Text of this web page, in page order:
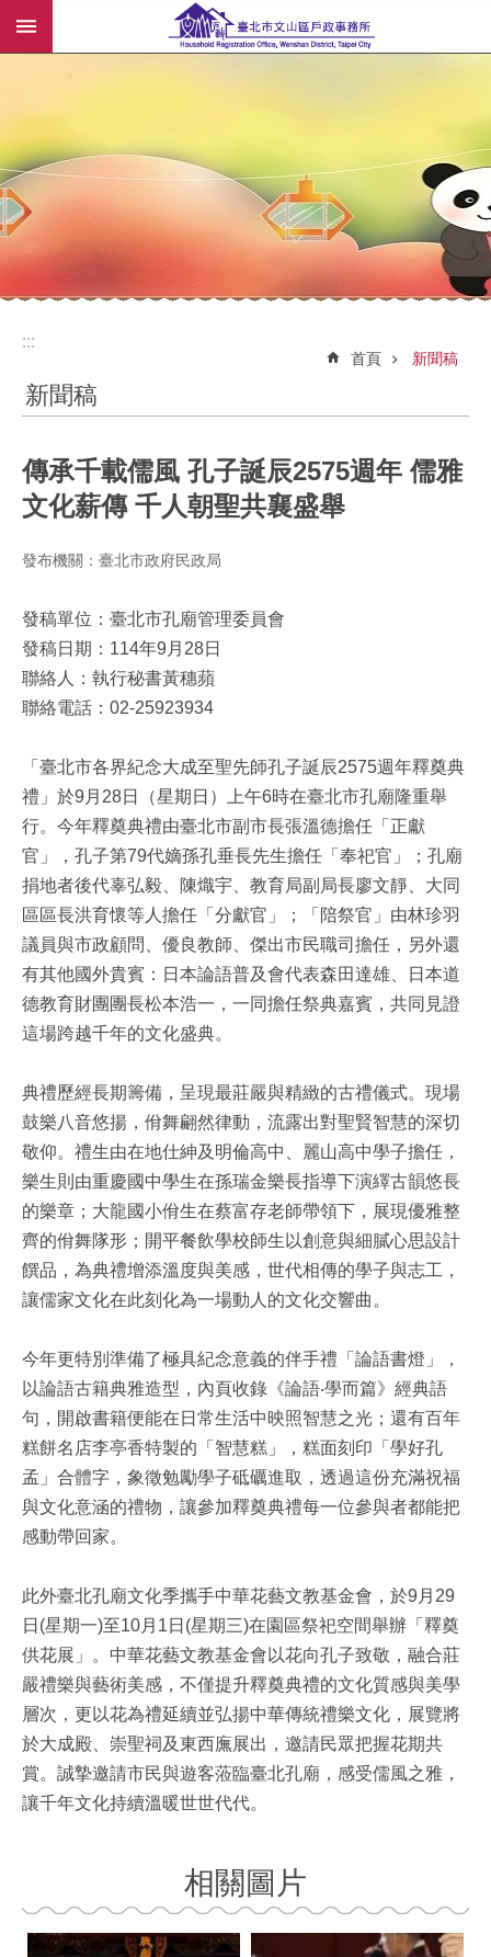
跳到主要內容區塊
:::
:::
首頁 新聞稿
新聞稿
傳承千載儒風 孔子誕辰2575週年 儒雅
文化薪傳 千人朝聖共襄盛舉
發布機關：臺北市政府民政局
發稿單位：臺北市孔廟管理委員會
發稿日期：114年9月28日
聯絡人：執行秘書黃穗蘋
聯絡電話：02-25923934
「臺北市各界紀念大成至聖先師孔子誕辰2575週年釋奠典
禮」於9月28日（星期日）上午6時在臺北市孔廟隆重舉
行。今年釋奠典禮由臺北市副市長張溫德擔任「正獻
官」，孔子第79代嫡孫孔垂長先生擔任「奉祀官」；孔廟
捐地者後代辜弘毅、陳熾宇、教育局副局長廖文靜、大同
區區長洪育懷等人擔任「分獻官」；「陪祭官」由林珍羽
議員與市政顧問、優良教師、傑出市民職司擔任，另外還
有其他國外貴賓：日本論語普及會代表森田達雄、日本道
德教育財團團長松本浩一，一同擔任祭典嘉賓，共同見證
這場跨越千年的文化盛典。
典禮歷經長期籌備，呈現最莊嚴與精緻的古禮儀式。現場
鼓樂八音悠揚，佾舞翩然律動，流露出對聖賢智慧的深切
敬仰。禮生由在地仕紳及明倫高中、麗山高中學子擔任，
樂生則由重慶國中學生在孫瑞金樂長指導下演繹古韻悠長
的樂章；大龍國小佾生在蔡富存老師帶領下，展現優雅整
齊的佾舞隊形；開平餐飲學校師生以創意與細膩心思設計
饌品，為典禮增添溫度與美感，世代相傳的學子與志工，
讓儒家文化在此刻化為一場動人的文化交響曲。
今年更特別準備了極具紀念意義的伴手禮「論語書燈」，
以論語古籍典雅造型，內頁收錄《論語‧學而篇》經典語
句，開啟書籍便能在日常生活中映照智慧之光；還有百年
糕餅名店李亭香特製的「智慧糕」，糕面刻印「學好孔
孟」合體字，象徵勉勵學子砥礪進取，透過這份充滿祝福
與文化意涵的禮物，讓參加釋奠典禮每一位參與者都能把
感動帶回家。
此外臺北孔廟文化季攜手中華花藝文教基金會，於9月29
日(星期一)至10月1日(星期三)在園區祭祀空間舉辦「釋奠
供花展」。中華花藝文教基金會以花向孔子致敬，融合莊
嚴禮樂與藝術美感，不僅提升釋奠典禮的文化質感與美學
層次，更以花為禮延續並弘揚中華傳統禮樂文化，展覽將
於大成殿、崇聖祠及東西廡展出，邀請民眾把握花期共
賞。誠摯邀請市民與遊客蒞臨臺北孔廟，感受儒風之雅，
讓千年文化持續溫暖世世代代。
相關圖片